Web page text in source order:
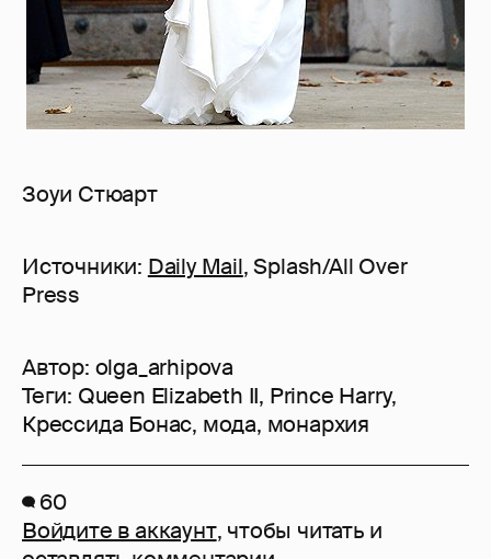
Зоуи Стюарт
Источники: Daily Mail, Splash/All Over
Press
Автор: olga_arhipova
Теги: Queen Elizabeth II, Prince Harry,
Крессида Бонас, мода, монархия
60
Войдите в аккаунт, чтобы читать и